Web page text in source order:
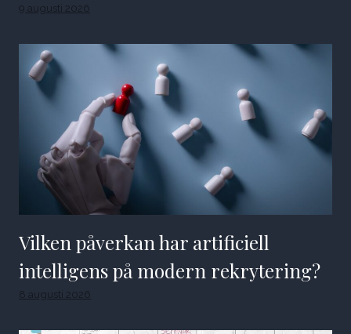
9 augusti 2026
Vilken påverkan har artificiell
intelligens på modern rekrytering?
8 augusti 2026